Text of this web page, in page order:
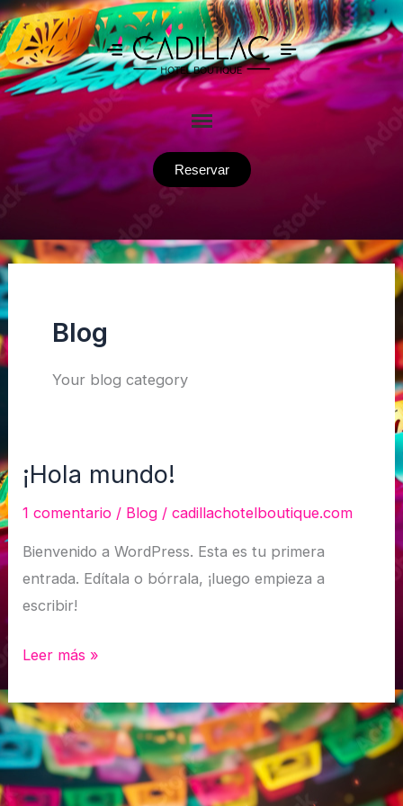
Ir
al
contenido
Reservar
Blog
Your blog category
¡Hola mundo!
1 comentario / Blog /cadillachotelboutique.com
Bienvenido a WordPress. Esta es tu primera
entrada. Edítala o bórrala, ¡luego empieza a
escribir!
¡Hola
Leer más »